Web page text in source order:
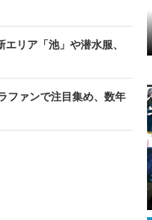
リア「池」や潜水服、
ファンで注目集め、数年